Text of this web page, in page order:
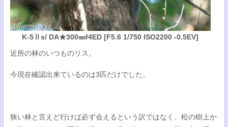
K-5Ⅱs/ DA★300㎜f4ED [F5.6 1/750 ISO2200 -0.5EV]
近所の林のいつものリス。
今現在確認出来ているのは3匹だけでした。
狭い林と言えど行けば必ず会えるという訳ではなく、松の樹上か